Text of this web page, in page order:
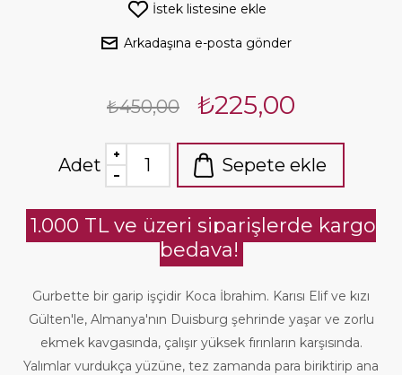
İstek listesine ekle
Arkadaşına e-posta gönder
₺450,00 ₺225,00
Adet Sepete ekle
1.000 TL ve üzeri siparişlerde kargo
bedava!
Gurbette bir garip işçidir Koca İbrahim. Karısı Elif ve kızı
Gülten′le, Almanya′nın Duisburg şehrinde yaşar ve zorlu
ekmek kavgasında, çalışır yüksek fırınların karşısında.
Yalımlar vurdukça yüzüne, tez zamanda para biriktirip ana